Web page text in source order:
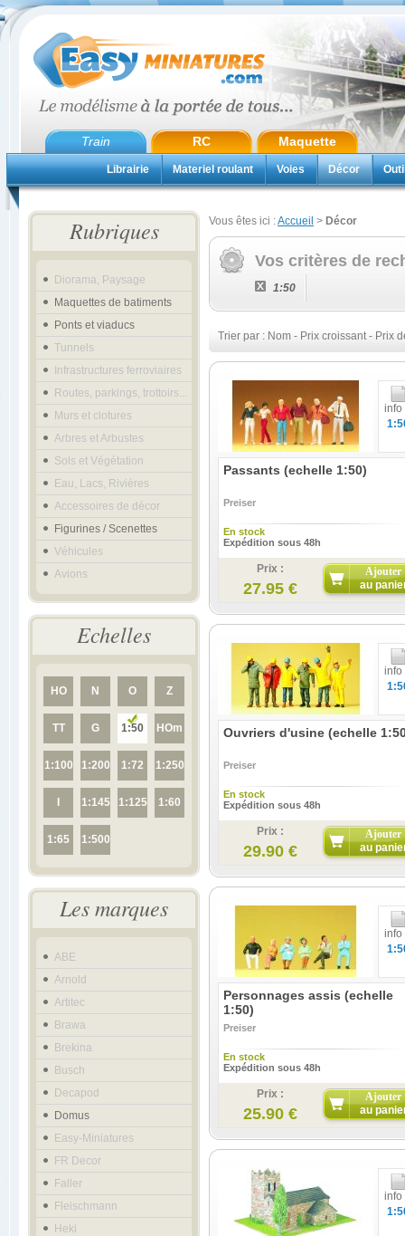
Train RC Maquette
Librairie Materiel roulant Voies Décor
Rubriques
Diorama, Paysage
Maquettes de batiments
Ponts et viaducs
Tunnels
Infrastructures ferroviaires
Routes, parkings, trottoirs...
Murs et clotures
Arbres et Arbustes
Sols et Végétation
Eau, Lacs, Rivières
Accessoires de décor
Figurines / Scenettes
Véhicules
Avions
Echelles
HO N O Z
TT G 1:50 HOm
1:100 1:200 1:72 1:250
1:145 1:125 1:60
1:65 1:500
Les marques
ABE
Arnold
Artitec
Brawa
Brekina
Busch
Decapod
Domus
Easy-Miniatures
FR Decor
Faller
Fleischmann
Heki
Vous êtes ici :Accueil > Décor
Vos critères de
1:50
Trier par : Nom - Prix croissant- Prix
info
Passants (echelle 1:50)
Preiser
En stock
Expédition sous 48h
Prix :
27.95 €
Ajouter
au
info
Ouvriers d'usine (echelle
Preiser
En stock
Expédition sous 48h
Prix :
29.90 €
Ajouter
au
info
Personnages assis (echelle
1:50)
Preiser
En stock
Expédition sous 48h
Prix :
25.90 €
Ajouter
au
info